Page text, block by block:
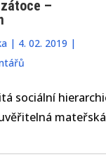
–
| 4. 02. 2019 |
sociální
mateřská